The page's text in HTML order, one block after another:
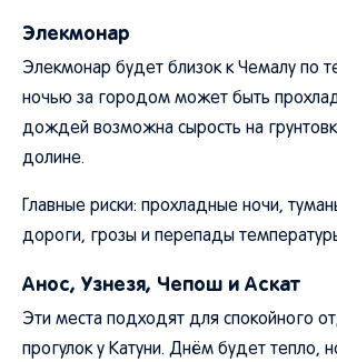
Элекмонар
Элекмонар будет близок к Чемалу по
ночью за городом может быть
дождей возможна сырость на
долине.
Главные риски: прохладные ночи,
дороги, грозы и перепады
Анос, Узнезя, Чепош и Аскат
Эти места подходят для спокойного
прогулок у Катуни. Днём будет тепло,